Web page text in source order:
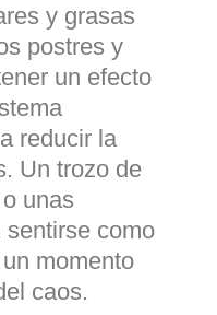
y grasas
postres y
un efecto
reducir la
Un trozo de
unas
sentirse como
momento
caos.